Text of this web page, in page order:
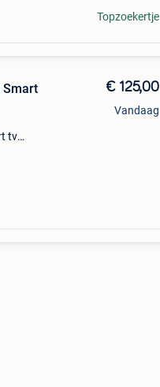
Topzoekertje
Smart
tv
€ 125,00
Vandaag